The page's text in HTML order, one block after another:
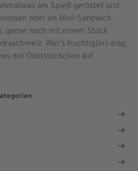
am Spieß geröstet und
oder als Mini-Sandwich
gerne noch mit einem Stück
Wer’s fruchtig(er) mag,
mit Obststückchen auf.